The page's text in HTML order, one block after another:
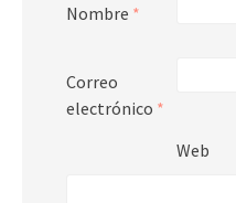
Nombre *
Correo
electrónico *
Web